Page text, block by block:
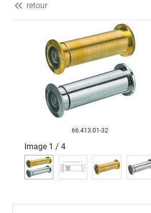
Sélectionnez une langue (FR)
retour
66.413.01-32
Image 1 / 4